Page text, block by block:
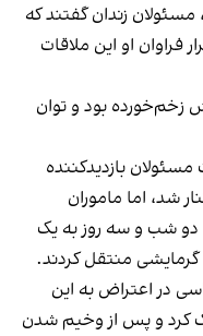
زندان گفتند که
فراوان او این ملاقات
بود و توان
بازدیدکننده
شد، اما ماموران
دو شب و سه روز به یک
منتقل کردند.
در اعتراض به این
کرد و پس از وخیم شدن